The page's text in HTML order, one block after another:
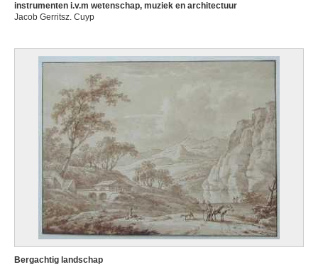
instrumenten i.v.m wetenschap, muziek en architectuur
Jacob Gerritsz. Cuyp
Bergachtig landschap